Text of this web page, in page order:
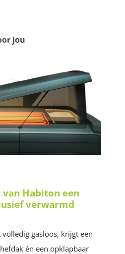
jou
Habiton een
verwarmd
gasloos, krijgt een
én een opklapbaar